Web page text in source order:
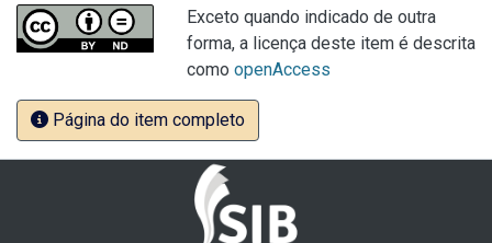
Exceto quando indicado de outra
forma, a licença deste item é descrita
como openAccess
Página do item completo